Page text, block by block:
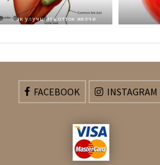
Как улучшить отток желчи
FACEBOOK INSTAGRAM